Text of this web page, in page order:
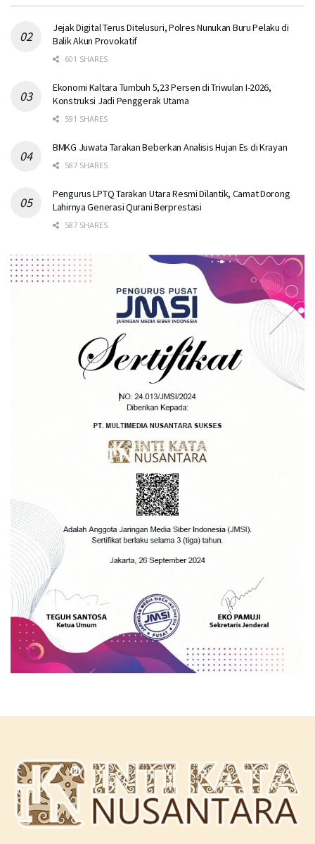
Jejak Digital Terus Ditelusuri, Polres Nunukan Buru Pelaku di
Balik Akun Provokatif
601 SHARES
Ekonomi Kaltara Tumbuh 5,23 Persen di Triwulan I-2026,
Konstruksi Jadi Penggerak Utama
591 SHARES
BMKG Juwata Tarakan Beberkan Analisis Hujan Es di Krayan
587 SHARES
Pengurus LPTQ Tarakan Utara Resmi Dilantik, Camat Dorong
Lahirnya Generasi Qurani Berprestasi
587 SHARES